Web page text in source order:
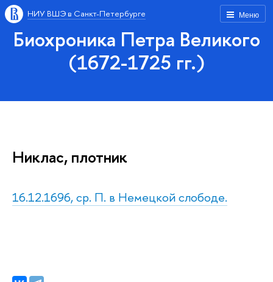
Меню
НИУ ВШЭ в Санкт-Петербурге
Биохроника Петра Великого
(1672-1725 гг.)
Никлас, плотник
16.12.1696, ср. П. в Немецкой слободе.